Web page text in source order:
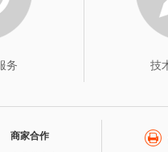
务 技
商家合作